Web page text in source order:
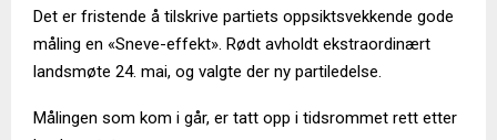
Det er fristende å tilskrive partiets oppsiktsvekkende gode
måling en «Sneve-effekt». Rødt avholdt ekstraordinært
landsmøte 24. mai, og valgte der ny partiledelse.
Målingen som kom i går, er tatt opp i tidsrommet rett etter